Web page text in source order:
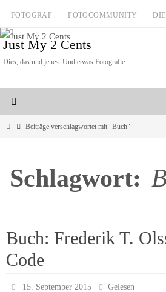
Zum
Inhalt
springen
FOTOGRAF FOTOCOMMUNITY
Just My 2 Cents
Dies, das und jenes. Und etwas Fotografie.
StartBeiträge verschlagwortet mit "Buch"
Schlagwort:
Buch: Frederik T.
Code
15. September 2015
Gelesen